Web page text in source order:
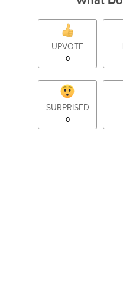
UPVOTE
0
SURPRISED
0